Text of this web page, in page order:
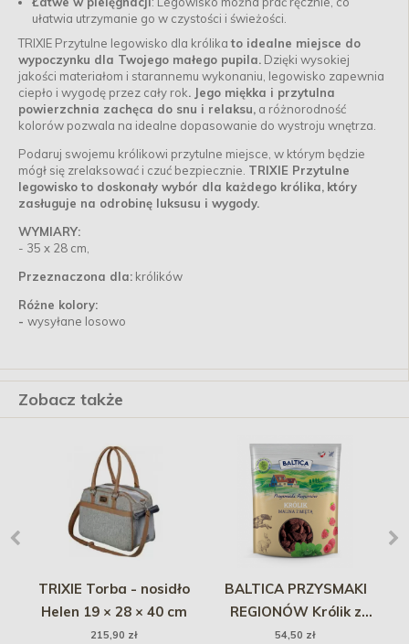
ułatwia utrzymanie go w czystości i świeżości.
TRIXIE Przytulne legowisko dla królikato idealne miejsce do
wypoczynku dla Twojego małego pupila. Dzięki wysokiej
jakości materiałom i starannemu wykonaniu, legowisko zapewnia
ciepło i wygodę przez cały rok. Jego miękka i przytulna
powierzchnia zachęca do snu i relaksu, a różnorodność
kolorów pozwala na idealne dopasowanie do wystroju wnętrza.
Podaruj swojemu królikowi przytulne miejsce, w którym będzie
mógł się zrelaksować i czuć bezpiecznie. TRIXIE Przytulne
legowisko to doskonały wybór dla każdego królika, który
zasługuje na odrobinę luksusu i wygody.
WYMIARY:
- 35 x 28 cm,
Przeznaczona dla: królików
Różne kolory:
- wysyłane losowo
Zobacz także
TRIXIE Torba - nosidło
Helen 19 × 28 × 40 cm
215,90 zł
BALTICA PRZYSMAKI
REGIONÓW Królik z
maliną i miętą 600g
54,50 zł